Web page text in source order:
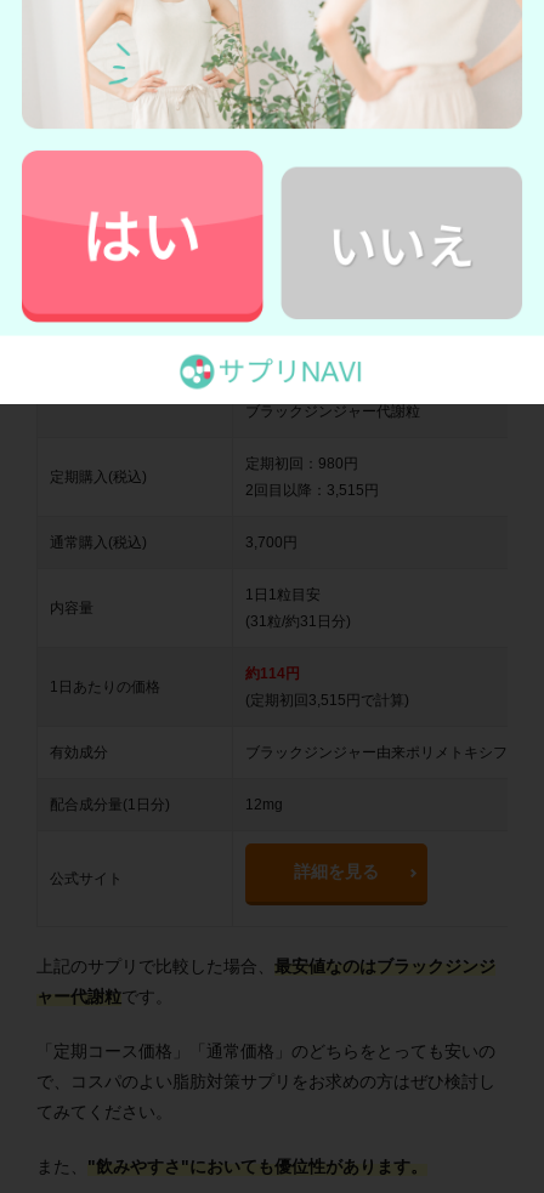
ブラックジンジャー代謝粒と他の人気
ダイエタリーサプリをチェック
してみましょう。
ブラックジンジャー代謝粒
定期購入(税込)
定期初回：980円
2回目以降：3,515円
通常購入(税込) 3,700円
内容量
1日1粒目安
(31粒/約31日分)
1日あたりの価格
約114円
(定期初回3,515円で計算)
有効成分 ブラックジンジャー由来ポリメトキシフラボ
配合成分量(1日分) 12mg
公式サイト 詳細を見る
上記のサプリで比較した場合、 最安値なのはブラックジンジ
ャー代謝粒です。
「定期コース価格」「通常価格」のどちらをとっても安いの
で、コスパのよい脂肪対策サプリをお求めの方はぜひ検討し
てみてください。
また、 "飲みやすさ"においても優位性があります。